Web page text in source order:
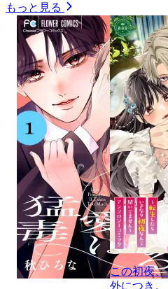
もっと見る
この初夜、
外につき